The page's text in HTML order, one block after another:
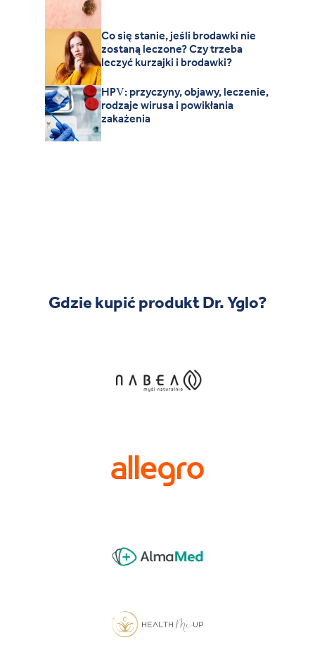
Co się stanie, jeśli brodawki nie
zostaną leczone? Czy trzeba
leczyć kurzajki i brodawki?
HPV: przyczyny, objawy, leczenie,
rodzaje wirusa i powikłania
zakażenia
Gdzie kupić produkt Dr. Yglo?